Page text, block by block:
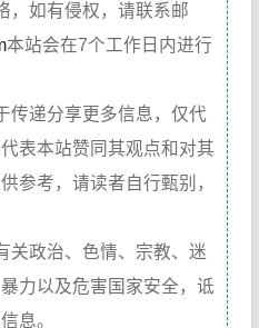
，如有侵权，请联系邮
本站会在7个工作日内进行
传递分享更多信息，仅代
表本站赞同其观点和对其
参考，请读者自行甄别，
关政治、色情、宗教、迷
力以及危害国家安全，诋
息。